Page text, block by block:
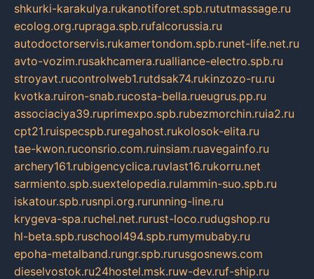
shkurki-karakulya.rukanotiforet.spb.rututmassage.ru
ecolog.org.rupraga.spb.rufalcorussia.ru
autodoctorservis.rukamertondom.spb.runet-life.net.ru
avto-vozim.rusakhcamera.rualliance-electro.spb.ru
stroyavt.rucontrolweb1.rutdsak74.rukinzozo-ru.ru
kvotka.ruiron-snab.rucosta-bella.rueugrus.pp.ru
associaciya39.ruprimexpo.spb.rubezmorchin.ruia2.ru
cpt21.ruispecspb.ruregahost.rukolosok-elita.ru
tae-kwon.ruconsrio.com.ruinsiam.ruavegainfo.ru
archery161.rubigencyclica.ruvlast16.rukorru.net
sarmiento.spb.suextelopedia.rulammin-suo.spb.ru
iskatour.spb.rusnpi.org.rurunning-line.ru
krygeva-spa.ruchel.net.rurust-loco.rudugshop.ru
hl-beta.spb.ruschool494.spb.rumymubaby.ru
epoha-metalband.rungr.spb.rurusgosnews.com
dieselvostok.ru24hostel.msk.ruw-dev.ruf-ship.ru